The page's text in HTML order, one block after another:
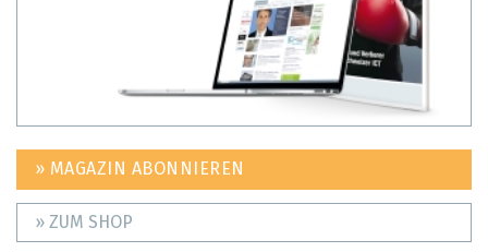
» MAGAZIN ABONNIEREN
» ZUM SHOP